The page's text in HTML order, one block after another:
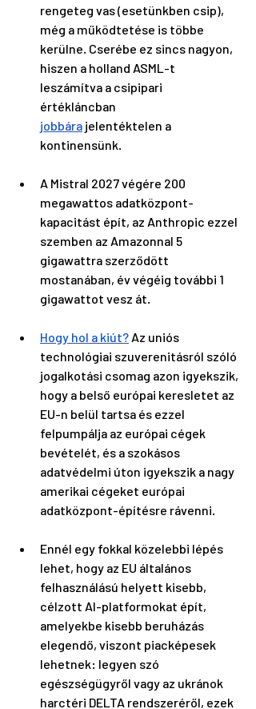
rengeteg vas (esetünkben csip),
még a működtetése is többe
kerülne. Cserébe ez sincs nagyon,
hiszen a holland ASML-t
leszámítva a csipipari
értékláncban
jobbára jelentéktelen a
kontinensünk.
A Mistral 2027 végére 200
megawattos adatközpont-
kapacitást épít, az Anthropic ezzel
szemben az Amazonnal 5
gigawattra szerződött
mostanában, év végéig további 1
gigawattot vesz át.
Hogy hol a kiút? Az uniós
technológiai szuverenitásról szóló
jogalkotási csomag azon igyekszik,
hogy a belső európai keresletet az
EU-n belül tartsa és ezzel
felpumpálja az európai cégek
bevételét, és a szokásos
adatvédelmi úton igyekszik a nagy
amerikai cégeket európai
adatközpont-építésre rávenni.
Ennél egy fokkal közelebbi lépés
lehet, hogy az EU általános
felhasználású helyett kisebb,
célzott AI-platformokat épít,
amelyekbe kisebb beruházás
elegendő, viszont piacképesek
lehetnek: legyen szó
egészségügyről vagy az ukránok
harctéri DELTA rendszeréről, ezek